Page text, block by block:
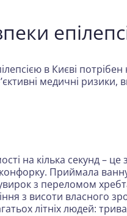
в Києві
медичні
на кілька секунд –
Приймала
з переломом хребта.
з висоти власного
літніх людей: